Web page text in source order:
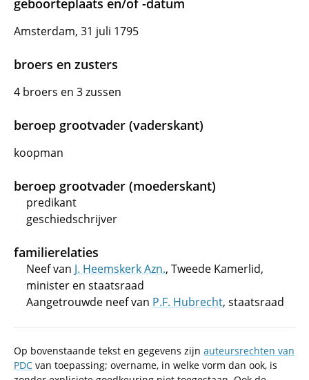
geboorteplaats en/of -datum
Amsterdam, 31 juli 1795
broers en zusters
4 broers en 3 zussen
beroep grootvader (vaderskant)
koopman
beroep grootvader (moederskant)
predikant
geschiedschrijver
familierelaties
Neef van J. Heemskerk Azn., Tweede Kamerlid,
minister en staatsraad
Aangetrouwde neef van P.F. Hubrecht, staatsraad
Op bovenstaande tekst en gegevens zijn auteursrechten van
PDC van toepassing; overname, in welke vorm dan ook, is